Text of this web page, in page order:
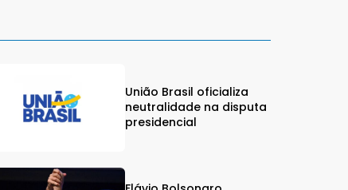
União Brasil oficializa
neutralidade na disputa
presidencial